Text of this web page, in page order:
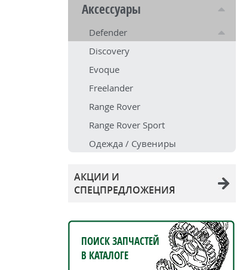
Аксессуары
Defender
Discovery
Evoque
Freelander
Range Rover
Range Rover Sport
Одежда / Сувениры
АКЦИИ И
СПЕЦПРЕДЛОЖЕНИЯ
ПОИСК ЗАПЧАСТЕЙ
В КАТАЛОГЕ